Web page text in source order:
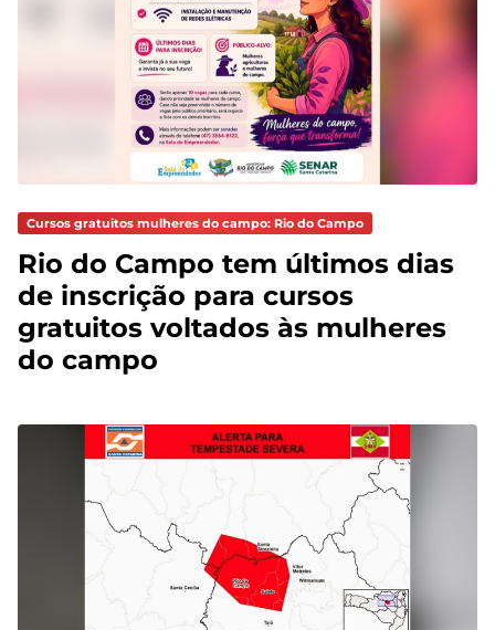
Cursos gratuitos mulheres do campo: Rio do Campo
Rio do Campo tem últimos dias
de inscrição para cursos
gratuitos voltados às mulheres
do campo